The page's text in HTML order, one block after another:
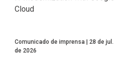
Cloud
Comunicado de imprensa
28 de jul.
de 2026